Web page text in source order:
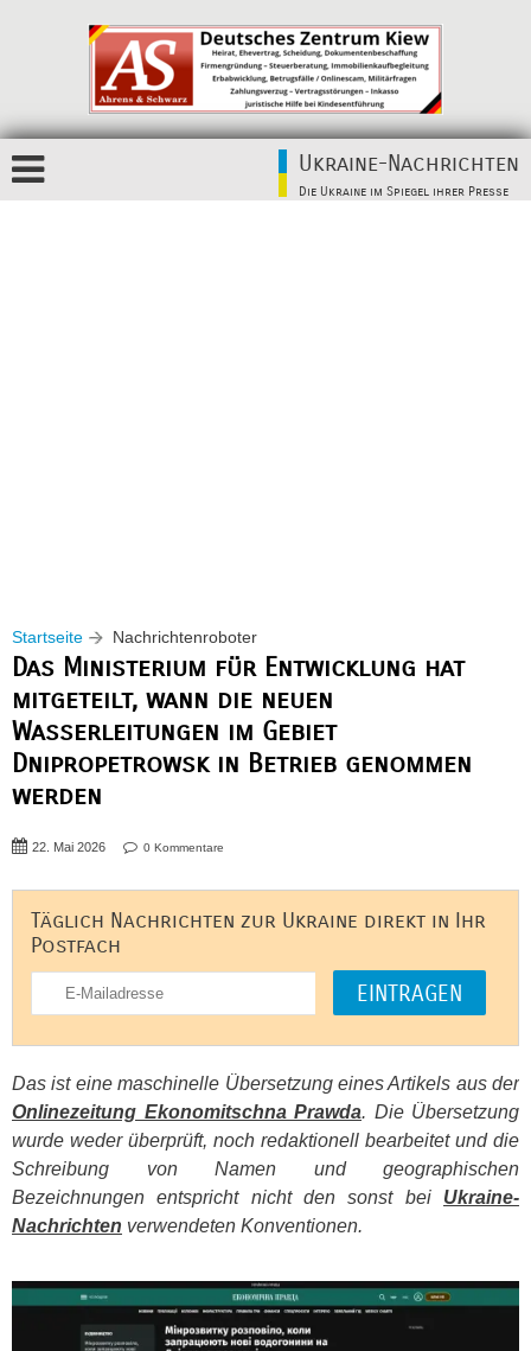
Ukraine-Nachrichten
Die Ukraine im Spiegel ihrer Presse
Startseite Nachrichtenroboter
Das Ministerium für Entwicklung hat
mitgeteilt, wann die neuen
Wasserleitungen im Gebiet
Dnipropetrowsk in Betrieb genommen
werden
22. Mai 2026 0 Kommentare
Täglich Nachrichten zur Ukraine direkt in Ihr
Postfach
Das ist eine maschinelle Übersetzung eines Artikels aus der
Onlinezeitung Ekonomitschna Prawda. Die Übersetzung
wurde weder überprüft, noch redaktionell bearbeitet und die
Schreibung von Namen und geographischen
Bezeichnungen entspricht nicht den sonst bei Ukraine-
Nachrichten verwendeten Konventionen.